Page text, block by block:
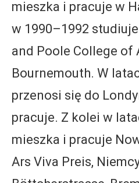
mieszka i pracuje w
w 1990–1992
and Poole College of
Bournemouth. W
przenosi się do
pracuje. Z kolei w
mieszka i pracuje
Ars Viva Preis,